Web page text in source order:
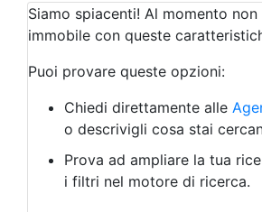
Qualsiasi
Attività/Licenza Commerciale
Azienda Agricola
Bar/Ristorante
Albergo
Laboratorio Artigianale
Negozio/locale commerciale
Agriturismo
Magazzini
Siamo spiacenti! Al momento
immobile con queste
Puoi provare queste opzioni:
Chiedi direttamente alle
o descrivigli cosa stai
Prova ad ampliare la tua
i filtri nel motore di ricerca.